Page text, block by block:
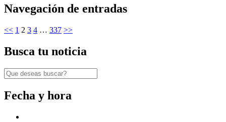
Navegación de entradas
<< 1 2 3 4 … 337 >>
Busca tu noticia
Fecha y hora